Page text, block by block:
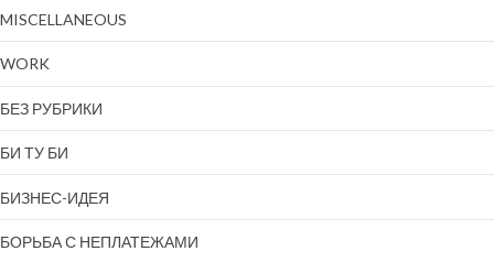
MISCELLANEOUS
WORK
БЕЗ РУБРИКИ
БИ ТУ БИ
БИЗНЕС-ИДЕЯ
БОРЬБА С НЕПЛАТЕЖАМИ